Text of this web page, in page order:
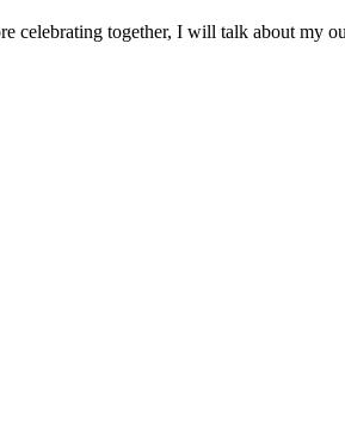
celebrating together, I will talk about my